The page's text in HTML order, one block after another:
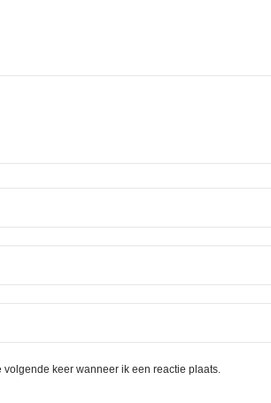
keer wanneer ik een reactie plaats.